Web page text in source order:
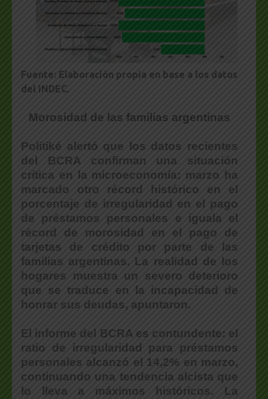
Fuente: Elaboración propia en base a los datos
del INDEC.
Morosidad de las familias argentinas
Politiké alertó que los datos recientes
del BCRA confirman una situación
crítica en la microeconomía: marzo ha
marcado otro récord histórico en el
porcentaje de irregularidad en el pago
de préstamos personales e iguala el
récord de morosidad en el pago de
tarjetas de crédito por parte de las
familias argentinas. La realidad de los
hogares muestra un severo deterioro
que se traduce en la incapacidad de
honrar sus deudas, apuntaron.
El informe del BCRA es contundente: el
ratio de irregularidad para préstamos
personales alcanzó el 14,2% en marzo,
continuando una tendencia alcista que
lo lleva a máximos históricos. La